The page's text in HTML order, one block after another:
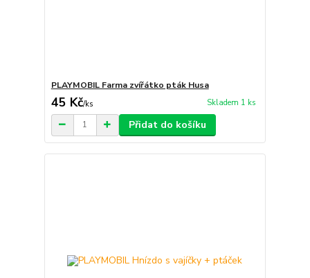
PLAYMOBIL Farma zvířátko pták Husa
45 Kč/ks Skladem 1 ks
Přidat do košíku